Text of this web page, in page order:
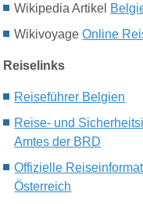
Wikipedia Artikel
WikivoyageOnline
Reiselinks
Reiseführer Belgien
Reise- und
Amtes der BRD
Offizielle
Österreich